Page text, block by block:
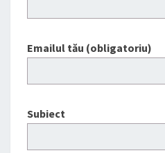
Emailul tău (obligatoriu)
Subiect